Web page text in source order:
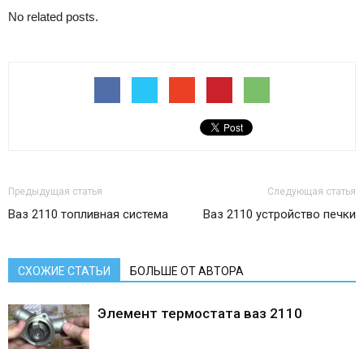
No related posts.
Предыдущая статья
Ваз 2110 топливная система
Следующая статья
Ваз 2110 устройство печки
СХОЖИЕ СТАТЬИ БОЛЬШЕ ОТ АВТОРА
Элемент термостата ваз 2110